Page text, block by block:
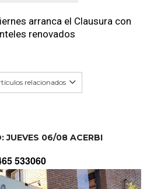
arranca el Clausura con
renovados
relacionados
JUEVES 06/08 ACERBI
533060